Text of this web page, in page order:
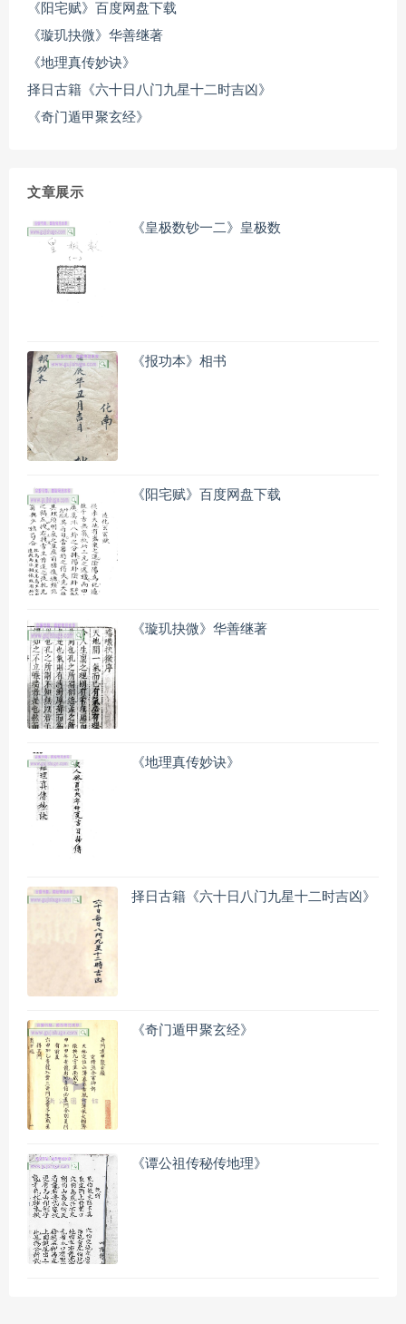
《阳宅赋》百度网盘下载
《璇玑抉微》华善继著
《地理真传妙诀》
择日古籍《六十日八门九星十二时吉凶》
《奇门遁甲聚玄经》
文章展示
《皇极数钞一二》皇极数
《报功本》相书
《阳宅赋》百度网盘下载
《璇玑抉微》华善继著
《地理真传妙诀》
择日古籍《六十日八门九星十二时吉凶》
《奇门遁甲聚玄经》
《谭公祖传秘传地理》